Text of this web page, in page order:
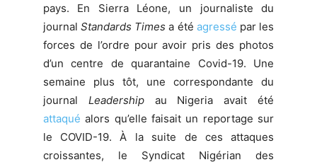
pays. En Sierra Léone, un journaliste du
journal Standards Times a été agressé par les
forces de l’ordre pour avoir pris des photos
d’un centre de quarantaine Covid-19. Une
semaine plus tôt, une correspondante du
journal Leadershipau Nigeria avait été
attaqué alors qu’elle faisait un reportage sur
le COVID-19. À la suite de ces attaques
croissantes, le Syndicat Nigérian des